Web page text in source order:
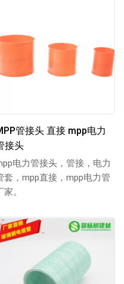
管接头 直接 mpp电力
接头
电力管接头，管接，电力
套，mpp直接，mpp电力管
家。